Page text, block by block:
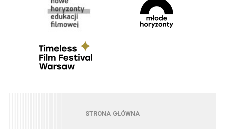
Menu - strona główna
STRONA GŁÓWNA